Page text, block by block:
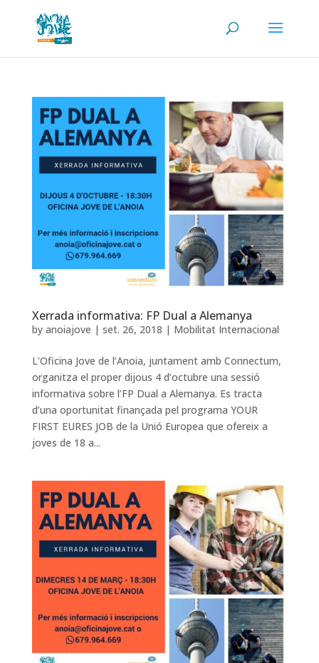
Xerrada informativa: FP Dual a Alemanya
by anoiajove | set. 26, 2018 | Mobilitat Internacional
L’Oficina Jove de l’Anoia, juntament amb Connectum,
organitza el proper dijous 4 d’octubre una sessió
informativa sobre l’FP Dual a Alemanya. Es tracta
d’una oportunitat finançada pel programa YOUR
FIRST EURES JOB de la Unió Europea que ofereix a
joves de 18 a...